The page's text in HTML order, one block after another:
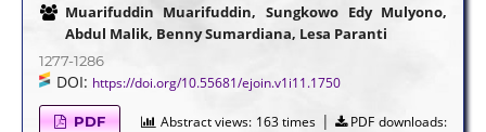
Muarifuddin Muarifuddin, Sungkowo Edy Mulyono,
Abdul Malik, Benny Sumardiana, Lesa Paranti
1277-1286
DOI: https://doi.org/10.55681/ejoin.v1i11.1750
PDF Abstract views: 163 times |
PDF downloads: